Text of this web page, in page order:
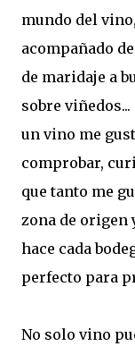
mundo del
acompañado
de maridaje a
sobre
un vino me
comprobar,
que tanto me
zona de origen
hace cada
perfecto para
No solo vino